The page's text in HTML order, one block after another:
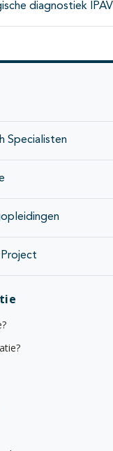
diagnostiek IPAV
Specialisten
Project